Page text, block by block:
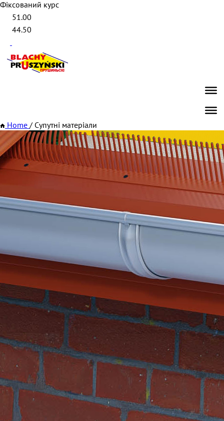
Фіксований курс
51.00
44.50
Home / Супутні матеріали